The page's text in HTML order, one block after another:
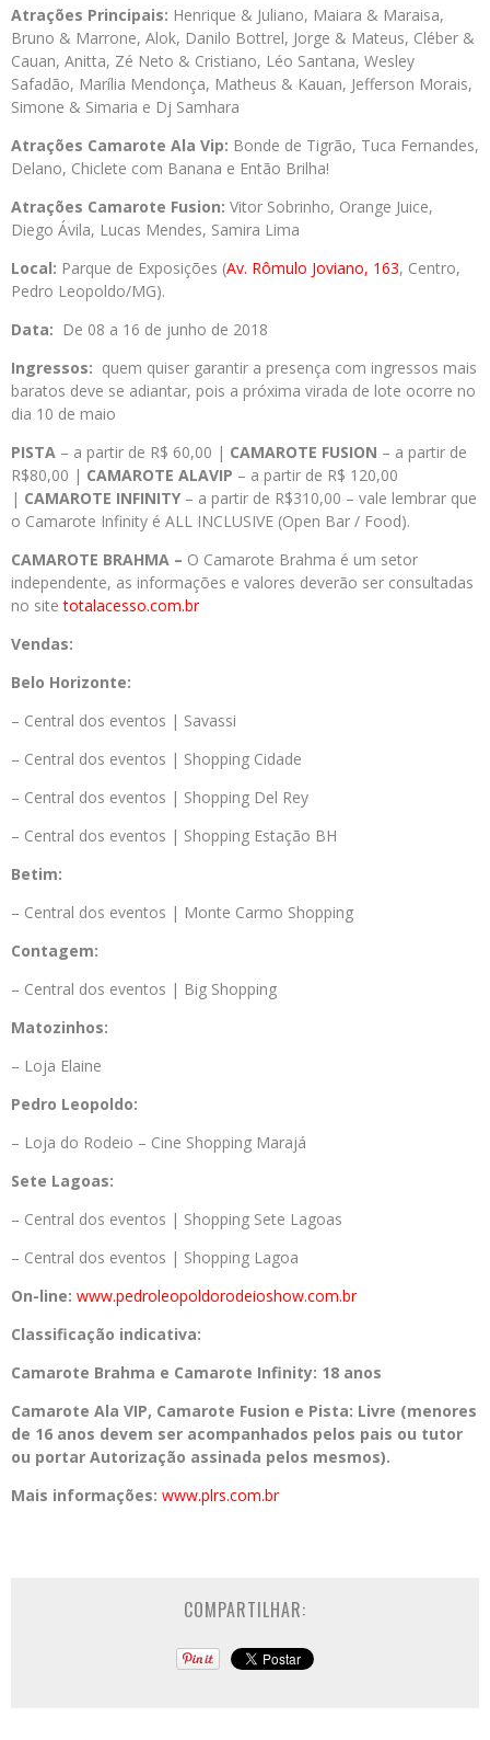
Atrações Principais: Henrique & Juliano, Maiara & Maraisa,
Bruno & Marrone, Alok, Danilo Bottrel, Jorge & Mateus, Cléber &
Cauan, Anitta, Zé Neto & Cristiano, Léo Santana, Wesley
Safadão, Marília Mendonça, Matheus & Kauan, Jefferson Morais,
Simone & Simaria e Dj Samhara
Atrações Camarote Ala Vip: Bonde de Tigrão, Tuca Fernandes,
Delano, Chiclete com Banana e Então Brilha!
Atrações Camarote Fusion: Vitor Sobrinho, Orange Juice,
Diego Ávila, Lucas Mendes, Samira Lima
Local: Parque de Exposições (Av. Rômulo Joviano, 163, Centro,
Pedro Leopoldo/MG).
Data: De 08 a 16 de junho de 2018
Ingressos: quem quiser garantir a presença com ingressos mais
baratos deve se adiantar, pois a próxima virada de lote ocorre no
dia 10 de maio
PISTA – a partir de R$ 60,00 | CAMAROTE FUSION – a partir de
R$80,00 | CAMAROTE ALAVIP – a partir de R$ 120,00
| CAMAROTE INFINITY – a partir de R$310,00 – vale lembrar que
o Camarote Infinity é ALL INCLUSIVE (Open Bar / Food).
CAMAROTE BRAHMA – O Camarote Brahma é um setor
independente, as informações e valores deverão ser consultadas
no sitetotalacesso.com.br
Vendas:
Belo Horizonte:
– Central dos eventos | Savassi
– Central dos eventos | Shopping Cidade
– Central dos eventos | Shopping Del Rey
– Central dos eventos | Shopping Estação BH
Betim:
– Central dos eventos | Monte Carmo Shopping
Contagem:
– Central dos eventos | Big Shopping
Matozinhos:
– Loja Elaine
Pedro Leopoldo:
– Loja do Rodeio – Cine Shopping Marajá
Sete Lagoas:
– Central dos eventos | Shopping Sete Lagoas
– Central dos eventos | Shopping Lagoa
On-line: www.pedroleopoldorodeioshow.com.br
Classificação indicativa:
Camarote Brahma e Camarote Infinity: 18 anos
Camarote Ala VIP, Camarote Fusion e Pista: Livre (menores
de 16 anos devem ser acompanhados pelos pais ou tutor
ou portar Autorização assinada pelos mesmos).
Mais informações: www.plrs.com.br
COMPARTILHAR: